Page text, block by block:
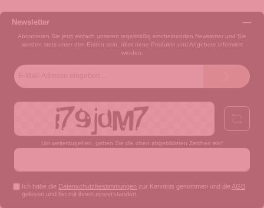
Newsletter
Abonnieren Sie jetzt einfach unseren regelmäßig erscheinenden Newsletter und Sie
werden stets unter den Ersten sein, über neue Produkte und Angebote informiert
werden.
Um weiterzugehen, geben Sie die oben abgebildeten Zeichen ein*
Ich habe die Datenschutzbestimmungen zur Kenntnis genommen und die AGB
gelesen und bin mit ihnen einverstanden.